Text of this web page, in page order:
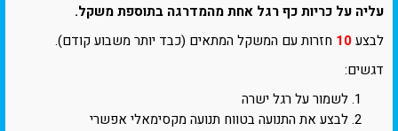
עליה על כריות כף רגל אחת מהמדרגה בתוספת משקל.
לבצע10 חזרות עם המשקל המתאים (כבד יותר משבוע קודם).
דגשים:
לשמור על רגל ישרה
לבצע את התנועה בטווח תנועה מקסימאלי אפשרי